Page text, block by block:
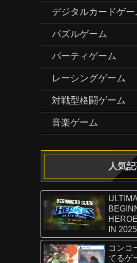
デジタルカードゲー
パズルゲーム
パーティゲーム
レーシングゲーム
対戦型格闘ゲーム
音楽ゲーム
人気
IN 2025
コンコ
てるゲ